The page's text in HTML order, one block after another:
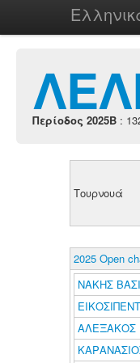
Περίοδος 2025B :
Τουρνουά
2025 Open
ΝΑΚΗΣ
ΑΛΕΞΑΚΟΣ